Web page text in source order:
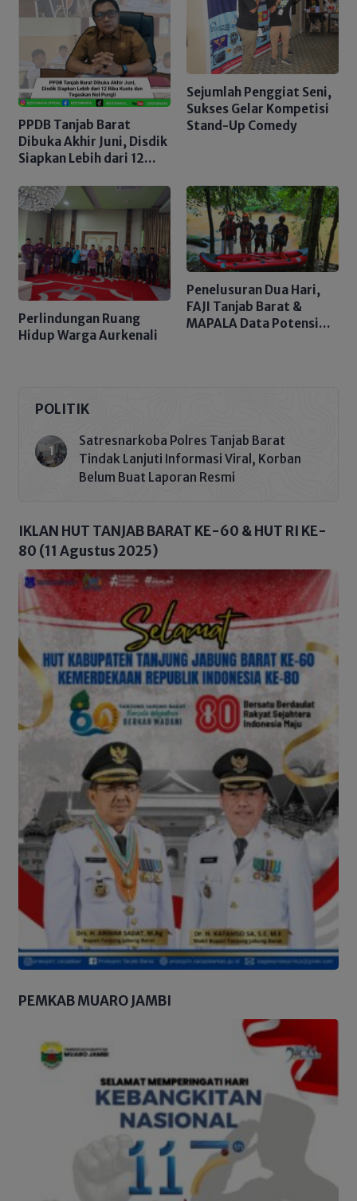
PPDB Tanjab Barat
Dibuka Akhir Juni, Disdik
Siapkan Lebih dari 12
Tegaskan Nol Pungli
Sejumlah Penggiat Seni,
Sukses Gelar Kompetisi
Stand-Up Comedy
Perlindungan Ruang
Hidup Warga Aurkenali
Penelusuran Dua Hari,
FAJI Tanjab Barat &
MAPALA Data Potensi
POLITIK
Satresnarkoba Polres Tanjab Barat
Tindak Lanjuti Informasi Viral, Korban
Belum Buat Laporan Resmi
IKLAN HUT TANJAB BARAT KE-60 & HUT RI KE-
80 (11 Agustus 2025)
PEMKAB MUARO JAMBI